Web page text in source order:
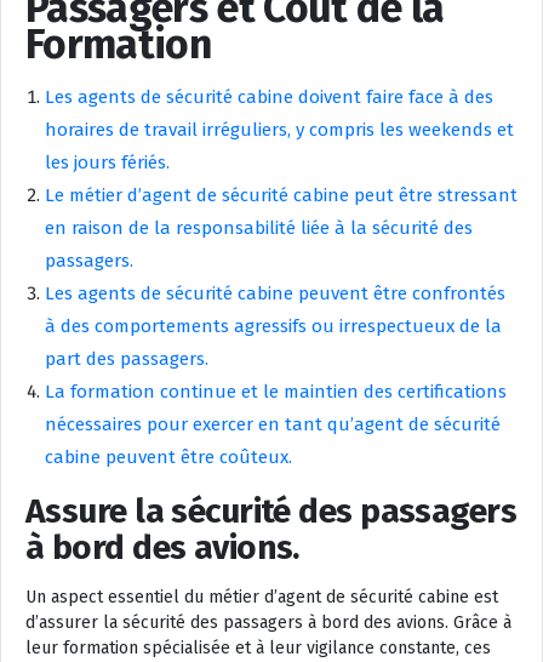
Formation
Les agents de sécurité cabine doivent faire face à des
horaires de travail irréguliers, y compris les weekends et
les jours fériés.
Le métier d’agent de sécurité cabine peut être stressant
en raison de la responsabilité liée à la sécurité des
passagers.
Les agents de sécurité cabine peuvent être confrontés
à des comportements agressifs ou irrespectueux de la
part des passagers.
La formation continue et le maintien des certifications
nécessaires pour exercer en tant qu’agent de sécurité
cabine peuvent être coûteux.
Assure la sécurité des passagers
à bord des avions.
Un aspect essentiel du métier d’agent de sécurité cabine est
d’assurer la sécurité des passagers à bord des avions. Grâce à
leur formation spécialisée et à leur vigilance constante, ces